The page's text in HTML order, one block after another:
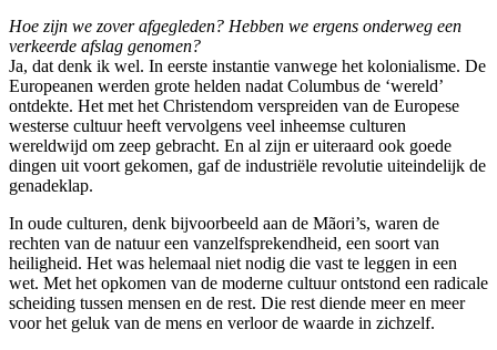
Hoe zijn we zover afgegleden? Hebben we ergens onderweg een
verkeerde afslag genomen?
Ja, dat denk ik wel. In eerste instantie vanwege het kolonialisme. De
Europeanen werden grote helden nadat Columbus de ‘wereld’
ontdekte. Het met het Christendom verspreiden van de Europese
westerse cultuur heeft vervolgens veel inheemse culturen
wereldwijd om zeep gebracht. En al zijn er uiteraard ook goede
dingen uit voort gekomen, gaf de industriële revolutie uiteindelijk de
genadeklap.
In oude culturen, denk bijvoorbeeld aan de Mãori’s, waren de
rechten van de natuur een vanzelfsprekendheid, een soort van
heiligheid. Het was helemaal niet nodig die vast te leggen in een
wet. Met het opkomen van de moderne cultuur ontstond een radicale
scheiding tussen mensen en de rest. Die rest diende meer en meer
voor het geluk van de mens en verloor de waarde in zichzelf.